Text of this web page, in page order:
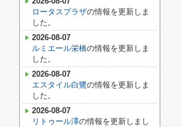
ロータスプラザの情報を更新しま
した。
2026-08-07
ルミエール栄橋の情報を更新しま
した。
2026-08-07
エスタイル白鷺の情報を更新しま
した。
2026-08-07
リトゥール澤の情報を更新しまし